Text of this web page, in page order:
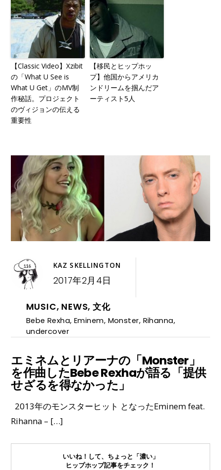
【Classic Video】Xzibit
の「What U See is
What U Get」のMV制
作秘話。プロジェクト
のヴィジョンの伝える
重要性
【移民とヒップホッ
プ】他国からアメリカ
ンドリームを掴んだア
ーティスト5人
KAZ SKELLINGTON
2017年2月4日
MUSIC, NEWS, 文化
Bebe Rexha, Eminem, Monster, Rihanna,
undercover
エミネムとリアーナの「Monster」
を作曲したBebe Rexhaが語る「提供
せざるを得なかった」
2013年のモンスターヒット となったEminem feat.
Rihanna – […]
いいね！して、ちょっと「濃い」
ヒップホップ記事をチェック！